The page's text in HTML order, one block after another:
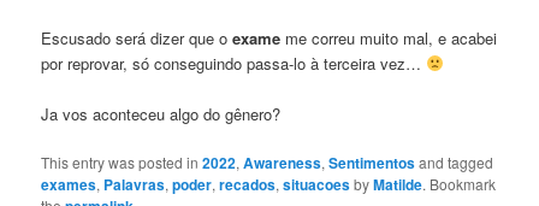
Escusado será dizer que oexame me correu muito mal, e acabei
por reprovar, só conseguindo passa-lo à terceira vez…
Ja vos aconteceu algo do gênero?
This entry was posted in2022,Awareness,Sentimentosand tagged
exames, Palavras,poder,recados,situacoesbyMatilde. Bookmark